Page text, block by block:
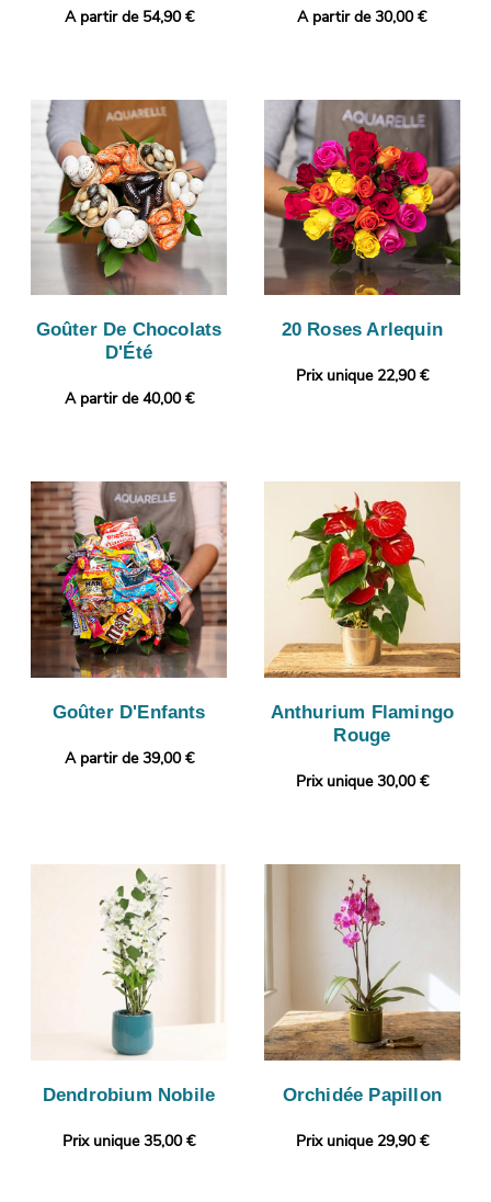
A partir de 54,90 € A partir de 30,00 €
Goûter De Chocolats
D'Été
A partir de 40,00 €
20 Roses Arlequin
Prix unique 22,90 €
Goûter D'Enfants
A partir de 39,00 €
Anthurium Flamingo
Rouge
Prix unique 30,00 €
Dendrobium Nobile
Prix unique 35,00 €
Orchidée Papillon
Prix unique 29,90 €